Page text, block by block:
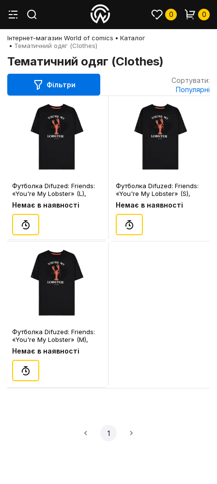
0 0
Інтернет-магазин World of comics
Каталог
Тематичний одяг (Clothes)
Тематичний одяг (Clothes)
Фільтри
Сортувати:
Популярні
Футболка Difuzed: Friends:
«You're My Lobster» (L),
(345933)
Немає в наявності
Футболка Difuzed: Friends:
«You're My Lobster» (S),
(345865)
Немає в наявності
Футболка Difuzed: Friends:
«You're My Lobster» (M),
(345896)
Немає в наявності
1